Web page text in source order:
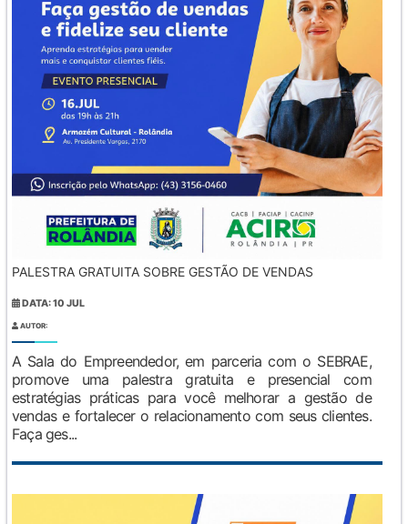
PALESTRA GRATUITA SOBRE GESTÃO DE VENDAS
DATA: 10 JUL
AUTOR:
A Sala do Empreendedor, em parceria com o SEBRAE,
promove uma palestra gratuita e presencial com
estratégias práticas para você melhorar a gestão de
vendas e fortalecer o relacionamento com seus clientes.
Faça ges...